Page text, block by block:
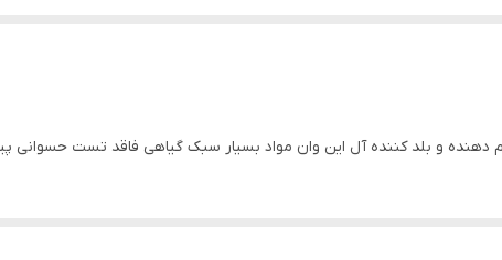
و بلد کننده آل این وان مواد بسیار سبک گیاهی فاقد تست حسوانی